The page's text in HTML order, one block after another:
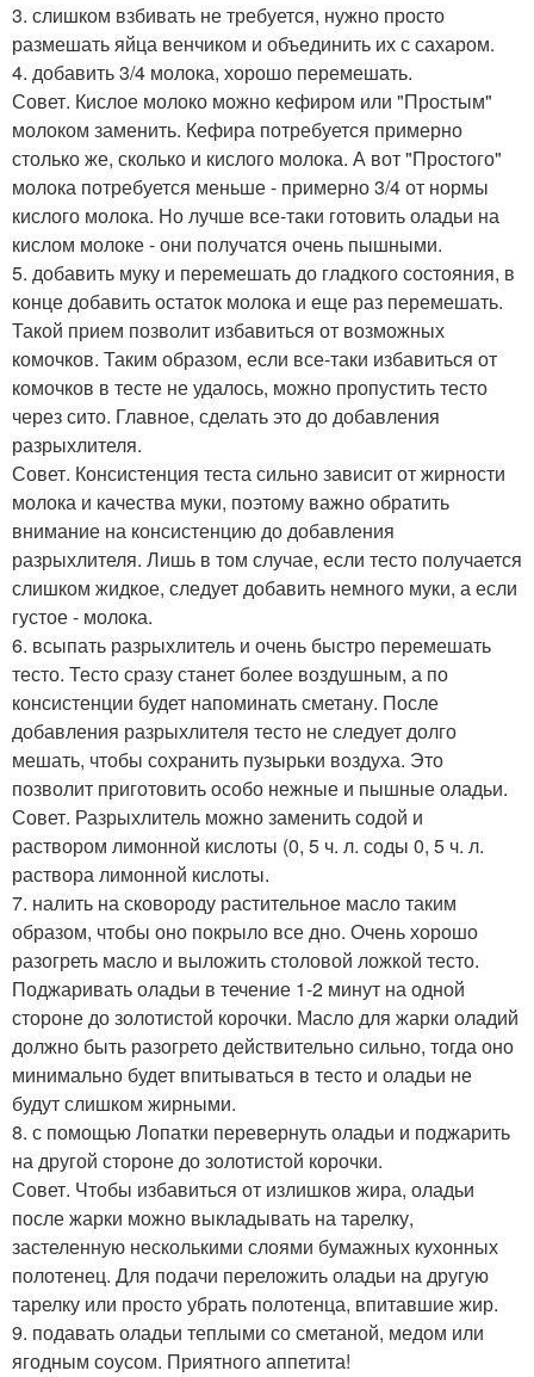
3. слишком взбивать не требуется, нужно просто
размешать яйца венчиком и объединить их с сахаром.
4. добавить 3/4 молока, хорошо перемешать.
Совет. Кислое молоко можно кефиром или "Простым"
молоком заменить. Кефира потребуется примерно
столько же, сколько и кислого молока. А вот "Простого"
молока потребуется меньше - примерно 3/4 от нормы
кислого молока. Но лучше все-таки готовить оладьи на
кислом молоке - они получатся очень пышными.
5. добавить муку и перемешать до гладкого состояния, в
конце добавить остаток молока и еще раз перемешать.
Такой прием позволит избавиться от возможных
комочков. Таким образом, если все-таки избавиться от
комочков в тесте не удалось, можно пропустить тесто
через сито. Главное, сделать это до добавления
разрыхлителя.
Совет. Консистенция теста сильно зависит от жирности
молока и качества муки, поэтому важно обратить
внимание на консистенцию до добавления
разрыхлителя. Лишь в том случае, если тесто получается
слишком жидкое, следует добавить немного муки, а если
густое - молока.
6. всыпать разрыхлитель и очень быстро перемешать
тесто. Тесто сразу станет более воздушным, а по
консистенции будет напоминать сметану. После
добавления разрыхлителя тесто не следует долго
мешать, чтобы сохранить пузырьки воздуха. Это
позволит приготовить особо нежные и пышные оладьи.
Совет. Разрыхлитель можно заменить содой и
раствором лимонной кислоты (0, 5 ч. л. соды 0, 5 ч. л.
раствора лимонной кислоты.
7. налить на сковороду растительное масло таким
образом, чтобы оно покрыло все дно. Очень хорошо
разогреть масло и выложить столовой ложкой тесто.
Поджаривать оладьи в течение 1-2 минут на одной
стороне до золотистой корочки. Масло для жарки оладий
должно быть разогрето действительно сильно, тогда оно
минимально будет впитываться в тесто и оладьи не
будут слишком жирными.
8. с помощью Лопатки перевернуть оладьи и поджарить
на другой стороне до золотистой корочки.
Совет. Чтобы избавиться от излишков жира, оладьи
после жарки можно выкладывать на тарелку,
застеленную несколькими слоями бумажных кухонных
полотенец. Для подачи переложить оладьи на другую
тарелку или просто убрать полотенца, впитавшие жир.
9. подавать оладьи теплыми со сметаной, медом или
ягодным соусом. Приятного аппетита!